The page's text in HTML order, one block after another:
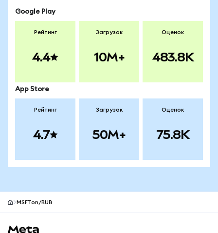
Google Play
Рейтинг
4.4
Загрузок
10M+
Оценок
483.8K
App Store
Рейтинг
4.7
Загрузок
50M+
Оценок
75.8K
MSFTon/RUB